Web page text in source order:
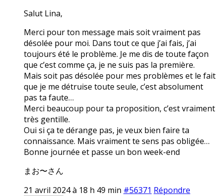
Salut Lina,
Merci pour ton message mais soit vraiment pas
désolée pour moi. Dans tout ce que j’ai fais, j’ai
toujours été le problème. Je me dis de toute façon
que c’est comme ça, je ne suis pas la première.
Mais soit pas désolée pour mes problèmes et le fait
que je me détruise toute seule, c’est absolument
pas ta faute…
Merci beaucoup pour ta proposition, c’est vraiment
très gentille.
Oui si ça te dérange pas, je veux bien faire ta
connaissance. Mais vraiment te sens pas obligée…
Bonne journée et passe un bon week-end
まお〜さん
21 avril 2024 à 18 h 49 min #56371 Répondre